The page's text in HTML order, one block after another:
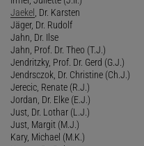
Jaekel , Dr. Karsten
Jäger, Dr. Rudolf
Jahn, Dr. Ilse
Jahn, Prof. Dr. Theo (T.J.)
Jendritzky, Prof. Dr. Gerd (G.J.)
Jendrsczok, Dr. Christine (Ch.J.)
Jerecic, Renate (R.J.)
Jordan, Dr. Elke (E.J.)
Just, Dr. Lothar (L.J.)
Just, Margit (M.J.)
Kary, Michael (M.K.)